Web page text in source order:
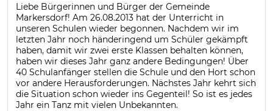
Liebe Bürgerinnen und Bürger der Gemeinde
Markersdorf! Am 26.08.2013 hat der Unterricht in
unseren Schulen wieder begonnen. Nachdem wir im
letzten Jahr noch händeringend um Schüler gekämpft
haben, damit wir zwei erste Klassen behalten können,
haben wir dieses Jahr ganz andere Bedingungen! Über
40 Schulanfänger stellen die Schule und den Hort schon
vor andere Herausforderungen. Nächstes Jahr kehrt sich
die Situation schon wieder ins Gegenteil! So ist es jedes
Jahr ein Tanz mit vielen Unbekannten.